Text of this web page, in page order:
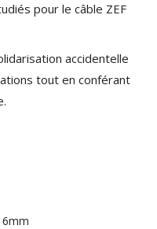
pour le câble ZEF
accidentelle
tout en conférant
6mm